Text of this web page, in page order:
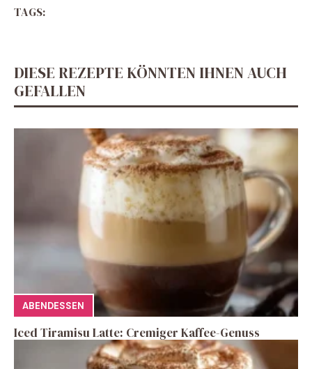
TAGS:
DIESE REZEPTE KÖNNTEN IHNEN AUCH
GEFALLEN
ABENDESSEN
Iced Tiramisu Latte: Cremiger Kaffee-Genuss